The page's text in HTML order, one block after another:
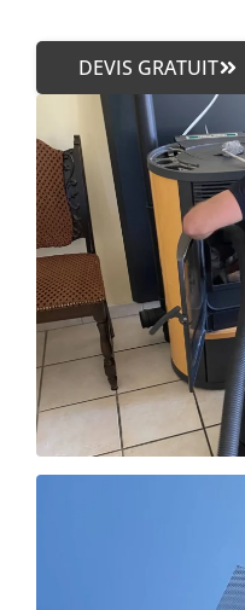
DEVIS GRATUIT